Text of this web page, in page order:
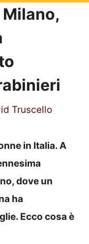
Truscello
in Italia. A
dove un
ha
Ecco cosa è